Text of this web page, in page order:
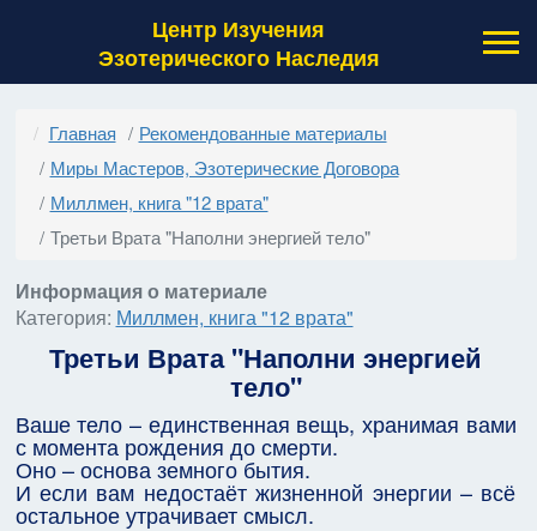
Центр Изучения
Эзотерического Наследия
Главная
Рекомендованные материалы
Миры Мастеров, Эзотерические Договора
Миллмен, книга "12 врата"
Третьи Врата "Наполни энергией тело"
Информация о материале
Категория: Миллмен, книга "12 врата"
Третьи Врата "Наполни энергией
тело"
Ваше тело – единственная вещь, хранимая вами
с момента рождения до смерти.
Оно – основа земного бытия.
И если вам недостаёт жизненной энергии – всё
остальное утрачивает смысл.